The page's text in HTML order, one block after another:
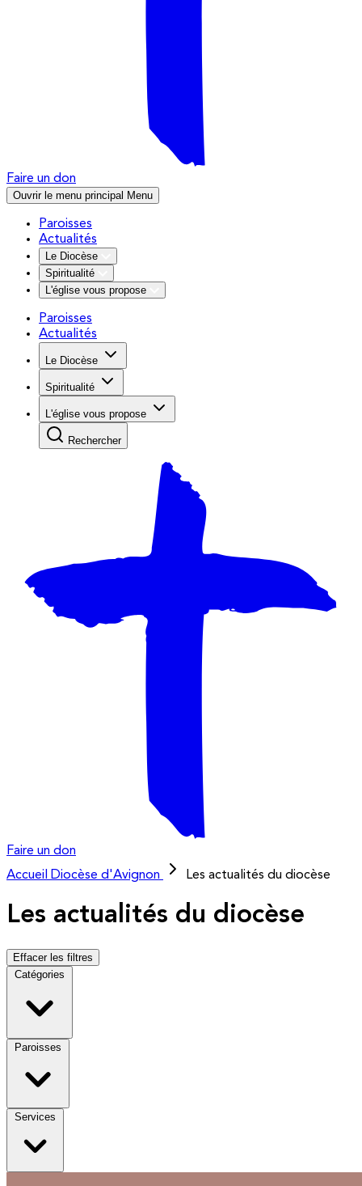
Faire un don
Ouvrir le menu principal Menu
Paroisses
Actualités
Le Diocèse
Spiritualité
L'église vous propose
Paroisses
Actualités
Le Diocèse
Spiritualité
L'église vous propose
Rechercher
Faire un don
Accueil
Diocèse d'Avignon Les actualités du diocèse
Les actualités du diocèse
Effacer les filtres
Catégories
Paroisses
Services